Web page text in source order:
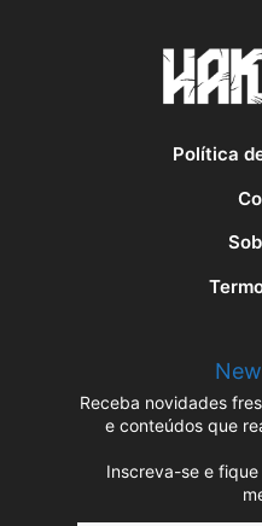
Política
Receba novidades
e conteúdos que
Inscreva-se e